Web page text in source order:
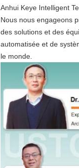
Anhui Keye Intelligent
Nous nous engageons
des solutions et des
automatisée et de
le monde.